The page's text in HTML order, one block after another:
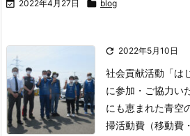
 2022年4月27日  blog
 2022年5月10日
社会貢献活動「は
に参加・ご協力い
にも恵まれた青空
掃活動費（移動費